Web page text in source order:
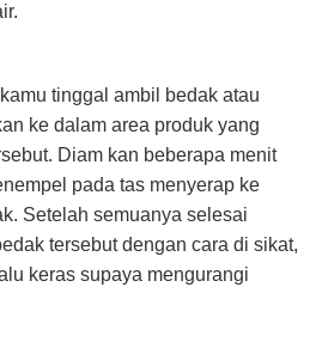
tinggal ambil bedak atau
ke dalam area produk yang
Diam kan beberapa menit
pada tas menyerap ke
Setelah semuanya selesai
tersebut dengan cara di sikat,
keras supaya mengurangi